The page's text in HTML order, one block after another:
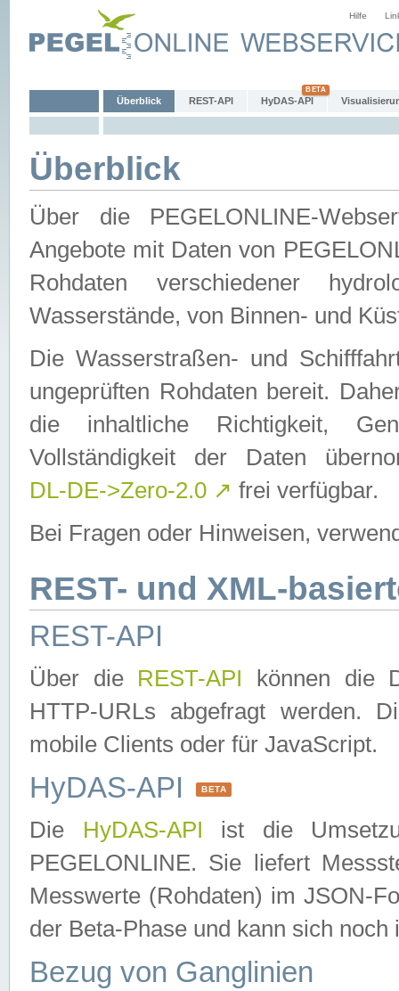
Hilfe
Überblick REST-API HyDAS-API
Überblick
Über die PEGELONLINE-
Angebote mit Daten von
Rohdaten verschiedener
Wasserstände, von Binnen- und
Die Wasserstraßen- und
ungeprüften Rohdaten bereit.
die inhaltliche Richtigkeit,
Vollständigkeit der Daten
DL-DE->Zero-2.0 ↗ frei verfügbar.
Bei Fragen oder Hinweisen,
REST- und XML-
REST-API
Über die REST-API können die
HTTP-URLs abgefragt werden.
mobile Clients oder für JavaScript.
HyDAS-API BETA
Die HyDAS-API ist die
PEGELONLINE. Sie liefert
Messwerte (Rohdaten) im JSON-
der Beta-Phase und kann sich noch
Bezug von Ganglinien